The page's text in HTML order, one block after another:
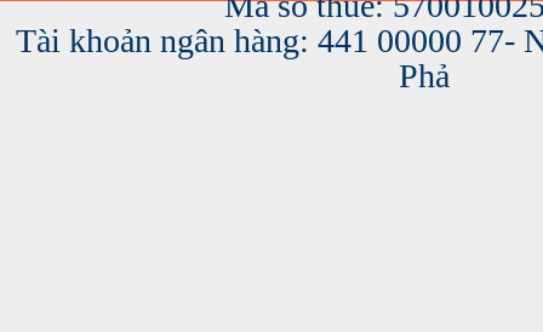
Tài khoản ngân hàng: 441 00000 77-
Phả